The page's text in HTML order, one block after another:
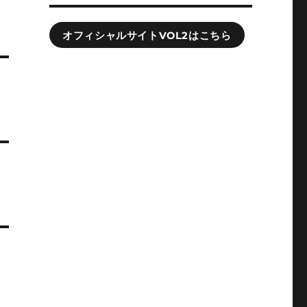
オフィシャルサイトVOL2はこちら